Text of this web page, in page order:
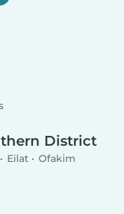
District
Eilat Ofakim